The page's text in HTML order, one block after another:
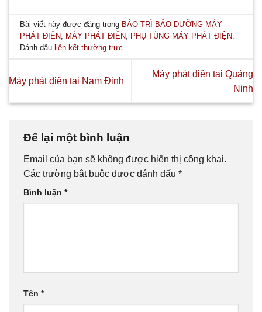
Bài viết này được đăng trong BẢO TRÌ BẢO DƯỠNG MÁY
PHÁT ĐIỆN
MÁY PHÁT ĐIỆN PHỤ TÙNG MÁY PHÁT ĐIỆN
Đánh dấu liên kết thường trực
Máy phát điện tại Nam Định
Máy phát điện tại Quảng
Ninh
Để lại một bình luận
Email của bạn sẽ không được hiển thị công khai.
Các trường bắt buộc được đánh dấu *
Bình luận *
Tên *